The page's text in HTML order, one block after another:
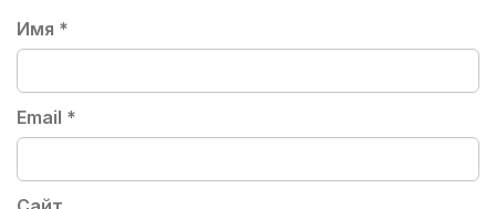
Имя *
Email *